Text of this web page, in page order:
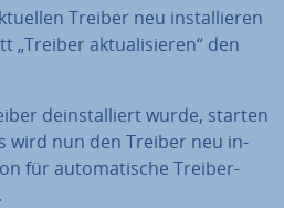
Treiber neu in­stal­lie­ren
„Treiber ak­tua­li­sie­ren“ den
de­instal­liert wurde, starten
wird nun den Treiber neu in­
für au­to­ma­ti­sche Treiber-